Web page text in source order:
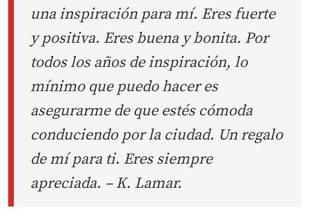
una inspiración para mí. Eres fuerte
y positiva. Eres buena y bonita. Por
todos los años de inspiración, lo
mínimo que puedo hacer es
asegurarme de que estés cómoda
conduciendo por la ciudad. Un regalo
de mí para ti. Eres siempre
apreciada. – K. Lamar.